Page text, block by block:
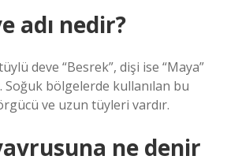
adı nedir?
deve “Besrek”, dişi ise “Maya”
Soğuk bölgelerde kullanılan bu
ve uzun tüyleri vardır.
ne denir